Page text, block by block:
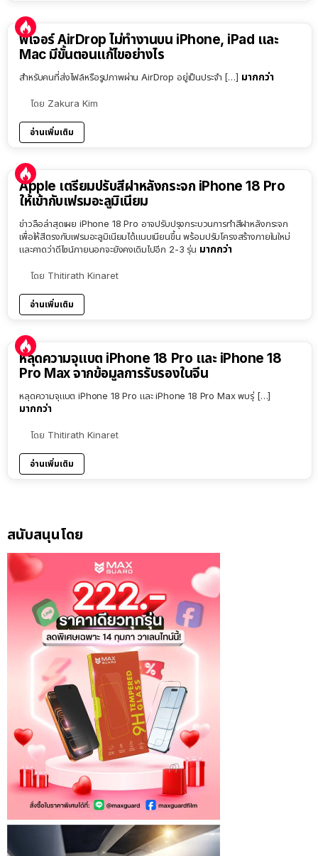
ฟีเจอร์ AirDrop ไม่ทำงานบน iPhone, iPad และ
Mac มีขั้นตอนแก้ไขอย่างไร
สำหรับคนที่ส่งไฟล์หรือรูปภาพผ่าน AirDrop อยู่เป็นประจำ […] มากกว่า
โดย Zakura Kim
อ่านเพิ่มเติม
Apple เตรียมปรับสีฝาหลังกระจก iPhone 18 Pro
ให้เข้ากับเฟรมอะลูมิเนียม
ข่าวลือล่าสุดเผย iPhone 18 Pro อาจปรับปรุงกระบวนการทำสีฝาหลังกระจก
เพื่อให้สีตรงกับเฟรมอะลูมิเนียมได้แนบเนียนขึ้น พร้อมปรับโครงสร้างภายในใหม่
และคาดว่าดีไซน์ภายนอกจะยังคงเดิมไปอีก 2-3 รุ่น มากกว่า
โดย Thitirath Kinaret
อ่านเพิ่มเติม
หลุดความจุแบต iPhone 18 Pro และ iPhone 18
Pro Max จากข้อมูลการรับรองในจีน
หลุดความจุแบต iPhone 18 Pro และ iPhone 18 Pro Max พบรุ่ […]
มากกว่า
โดย Thitirath Kinaret
อ่านเพิ่มเติม
สนับสนุนโดย